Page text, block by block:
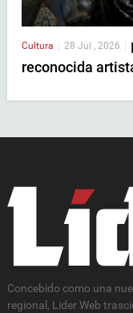
Cultura 28 Jul , 2026
reconocida
Concebido como una
regional, Lider Web